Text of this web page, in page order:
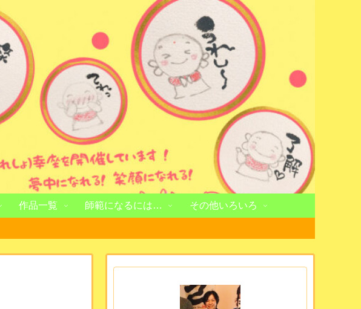
作品一覧 師範になるには… その他いろいろ